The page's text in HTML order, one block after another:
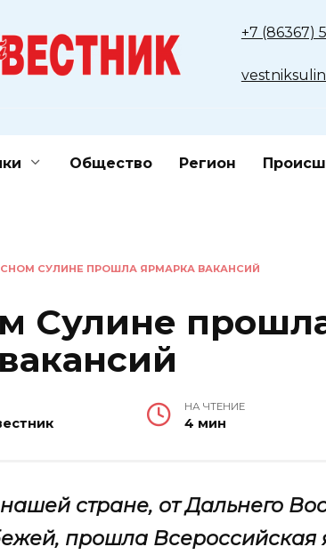
+7 (86367)
Общество Регион
СУЛИНЕ ПРОШЛА ЯРМАРКА ВАКАНСИЙ
Сулине
НА ЧТЕНИЕ
4 мин
стране, от Дальнего
прошла Всероссийская